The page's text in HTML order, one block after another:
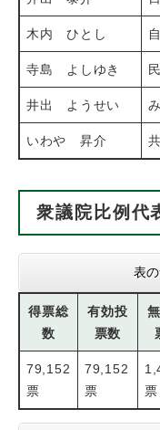
木内 ひとし
寺島 よしゆき
井出 ようせい
いわや 昇介
衆議院比例代
表
得票総
数
有効投
票数
79,152
票
79,152
票
票